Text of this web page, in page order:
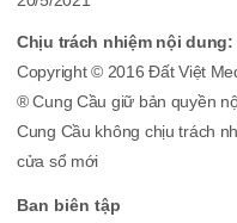
Chịu trách nhiệm nội dung:
Copyright © 2016 Đất Việt
® Cung Cầu giữ bản quyền
Cung Cầu không chịu trách
cửa sổ mới
Ban biên tập